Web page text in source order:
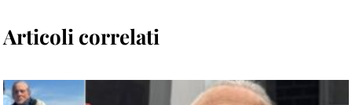
Articoli correlati